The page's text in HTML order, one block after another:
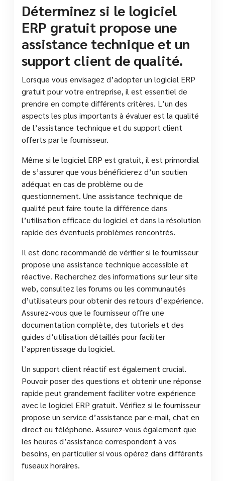
Déterminez si le logiciel
ERP gratuit propose une
assistance technique et un
support client de qualité.
Lorsque vous envisagez d’adopter un logiciel ERP
gratuit pour votre entreprise, il est essentiel de
prendre en compte différents critères. L’un des
aspects les plus importants à évaluer est la qualité
de l’assistance technique et du support client
offerts par le fournisseur.
Même si le logiciel ERP est gratuit, il est primordial
de s’assurer que vous bénéficierez d’un soutien
adéquat en cas de problème ou de
questionnement. Une assistance technique de
qualité peut faire toute la différence dans
l’utilisation efficace du logiciel et dans la résolution
rapide des éventuels problèmes rencontrés.
Il est donc recommandé de vérifier si le fournisseur
propose une assistance technique accessible et
réactive. Recherchez des informations sur leur site
web, consultez les forums ou les communautés
d’utilisateurs pour obtenir des retours d’expérience.
Assurez-vous que le fournisseur offre une
documentation complète, des tutoriels et des
guides d’utilisation détaillés pour faciliter
l’apprentissage du logiciel.
Un support client réactif est également crucial.
Pouvoir poser des questions et obtenir une réponse
rapide peut grandement faciliter votre expérience
avec le logiciel ERP gratuit. Vérifiez si le fournisseur
propose un service d’assistance par e-mail, chat en
direct ou téléphone. Assurez-vous également que
les heures d’assistance correspondent à vos
besoins, en particulier si vous opérez dans différents
fuseaux horaires.